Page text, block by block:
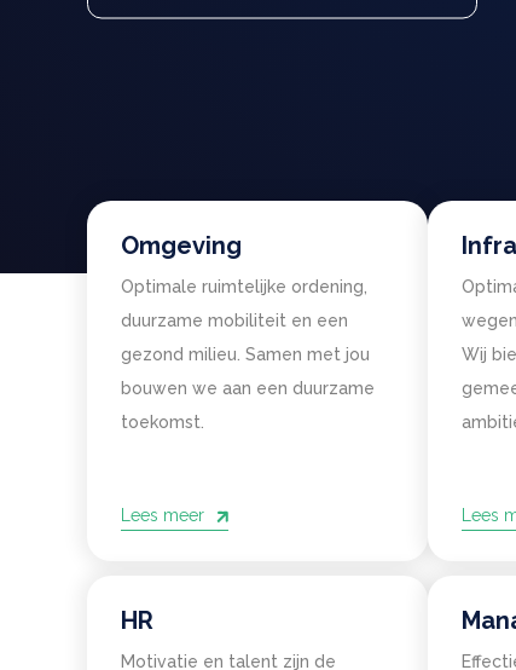
Omgeving
Optimale ruimtelijke ordening,
duurzame mobiliteit en een
gezond milieu. Samen met jou
bouwen we aan een duurzame
toekomst.
Lees meer
Wij
Lees
HR
Motivatie en talent zijn de